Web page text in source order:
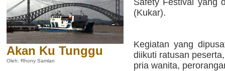
Akan Ku Tunggu
Oleh: Rhony Samlan
(Kukar).
Kegiatan yang
diikuti ratusan
pria wanita,